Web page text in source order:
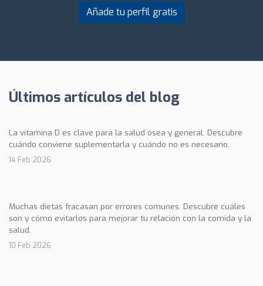
Añade tu perfil gratis
Últimos artículos del blog
La vitamina D es clave para la salud ósea y general. Descubre
cuándo conviene suplementarla y cuándo no es necesario.
14 Feb 2026
Muchas dietas fracasan por errores comunes. Descubre cuáles
son y cómo evitarlos para mejorar tu relación con la comida y la
salud.
10 Feb 2026